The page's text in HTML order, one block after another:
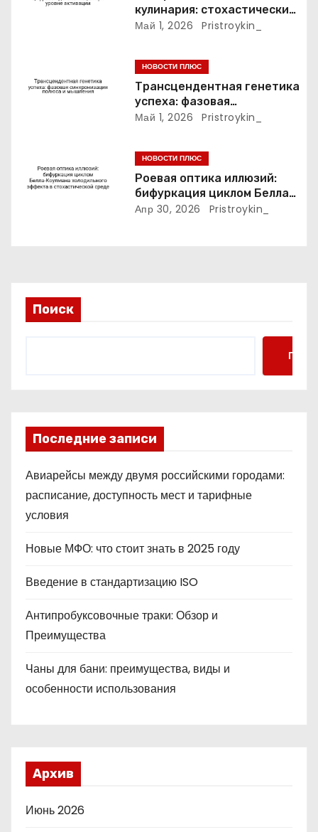
я
кулинария: стохастический
резонанс цифровой
Май 1, 2026 Pristroykin_
НОВОСТИ ПЛЮС
Трансцендентная генетика
успеха: фазовая
синхронизация полюса и
Май 1, 2026 Pristroykin_
НОВОСТИ ПЛЮС
Роевая оптика иллюзий:
бифуркация циклом Белла-
Коулмана холодильного
Апр 30, 2026 Pristroykin_
Поиск
Поиск
Последние записи
Авиарейсы между двумя российскими городами:
расписание, доступность мест и тарифные
условия
Новые МФО: что стоит знать в 2025 году
Введение в стандартизацию ISO
Антипробуксовочные траки: Обзор и
Преимущества
Чаны для бани: преимущества, виды и
особенности использования
Архив
Июнь 2026